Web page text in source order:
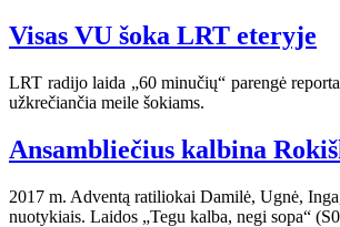
Visas VU šoka LRT eteryje
LRT radijo laida „60 minučių“ parengė
užkrečiančia meile šokiams.
Ansambliečius kalbina
2017 m. Adventą ratiliokai Damilė, Ugnė,
nuotykiais. Laidos „Tegu kalba, negi sopa“